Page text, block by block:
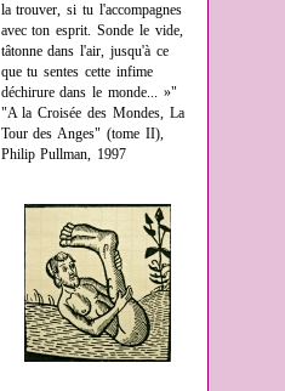
la trouver, si tu l'accompagnes
avec ton esprit. Sonde le vide,
tâtonne dans l'air, jusqu'à ce
que tu sentes cette infime
déchirure dans le monde... »"
"A la Croisée des Mondes, La
Tour des Anges" (tome II),
Philip Pullman, 1997